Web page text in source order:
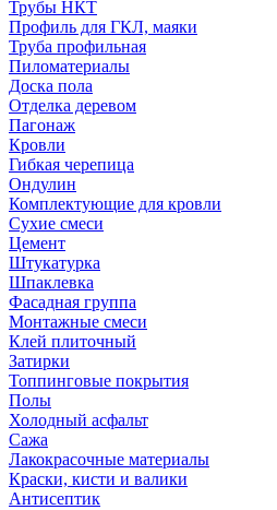
Трубы НКТ
Профиль для ГКЛ, маяки
Труба профильная
Пиломатериалы
Доска пола
Отделка деревом
Пагонаж
Кровли
Гибкая черепица
Ондулин
Комплектующие для кровли
Сухие смеси
Цемент
Штукатурка
Шпаклевка
Фасадная группа
Монтажные смеси
Клей плиточный
Затирки
Топпинговые покрытия
Полы
Холодный асфальт
Сажа
Лакокрасочные материалы
Краски, кисти и валики
Антисептик